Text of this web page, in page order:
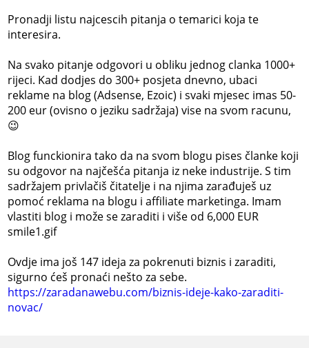
Pronadji listu najcescih pitanja o temarici koja te
interesira.
Na svako pitanje odgovori u obliku jednog clanka 1000+
rijeci. Kad dodjes do 300+ posjeta dnevno, ubaci
reklame na blog (Adsense, Ezoic) i svaki mjesec imas 50-
200 eur (ovisno o jeziku sadržaja) vise na svom racunu,
😉
Blog funckionira tako da na svom blogu pises članke koji
su odgovor na najčešća pitanja iz neke industrije. S tim
sadržajem privlačiš čitatelje i na njima zarađuješ uz
pomoć reklama na blogu i affiliate marketinga. Imam
vlastiti blog i može se zaraditi i više od 6,000 EUR
smile1.gif
Ovdje ima još 147 ideja za pokrenuti biznis i zaraditi,
sigurno ćeš pronaći nešto za sebe.
https://zaradanawebu.com/biznis-ideje-kako-zaraditi-
novac/